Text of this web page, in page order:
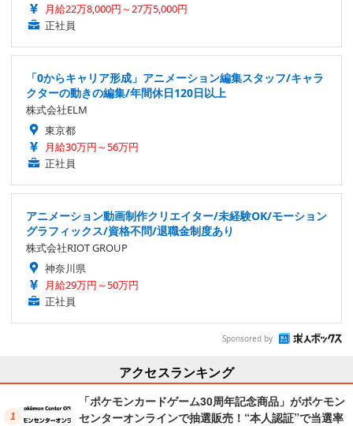
月給22万8,000円～27万5,000円
正社員
「0からキャリア形成」アニメーション編集スタッフ/キャラ
クターの動きの編集/年間休日120日以上
株式会社ELM
東京都
月給30万円～56万円
正社員
アニメーション動画制作クリエイター/未経験OK/モーション
グラフィックス/資格不問/退職金制度あり
株式会社RIOT GROUP
神奈川県
月給29万円～50万円
正社員
Sponsored by
アクセスランキング
「ポケモンカードゲーム30周年記念商品」がポケモン
センターオンラインで抽選販売！“本人認証”で当選率